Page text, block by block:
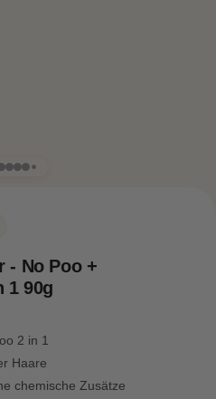
- No Poo +
1 90g
2 in 1
Haare
chemische Zusätze